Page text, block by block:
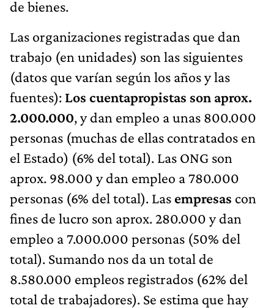
de bienes.
Las organizaciones registradas que dan
trabajo (en unidades) son las siguientes
(datos que varían según los años y las
fuentes): Los cuentapropistas son aprox.
2.000.000, y dan empleo a unas 800.000
personas (muchas de ellas contratados en
el Estado) (6% del total). Las ONG son
aprox. 98.000 y dan empleo a 780.000
personas (6% del total). Las empresas con
fines de lucro son aprox. 280.000 y dan
empleo a 7.000.000 personas (50% del
total). Sumando nos da un total de
8.580.000 empleos registrados (62% del
total de trabajadores). Se estima que hay